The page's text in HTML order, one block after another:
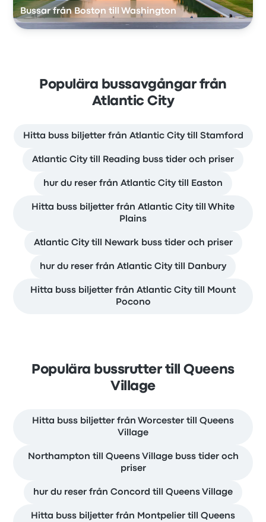
Bussar från Boston till Washington
Populära bussavgångar från
Atlantic City
Hitta buss biljetter från Atlantic City till Stamford
Atlantic City till Reading buss tider och priser
hur du reser från Atlantic City till Easton
Hitta buss biljetter från Atlantic City till White
Plains
Atlantic City till Newark buss tider och priser
hur du reser från Atlantic City till Danbury
Hitta buss biljetter från Atlantic City till Mount
Pocono
Populära bussrutter till Queens
Village
Hitta buss biljetter från Worcester till Queens
Village
Northampton till Queens Village buss tider och
priser
hur du reser från Concord till Queens Village
Hitta buss biljetter från Montpelier till Queens